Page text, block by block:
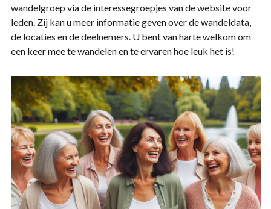
wandelgroep via de interessegroepjes van de website voor
leden. Zij kan u meer informatie geven over de wandeldata,
de locaties en de deelnemers. U bent van harte welkom om
een keer mee te wandelen en te ervaren hoe leuk het is!